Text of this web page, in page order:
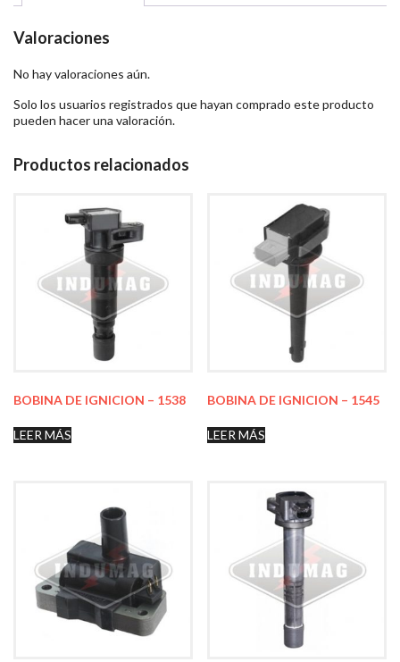
Valoraciones
No hay valoraciones aún.
Solo los usuarios registrados que hayan comprado este producto
pueden hacer una valoración.
Productos relacionados
BOBINA DE IGNICION – 1538
LEER MÁS
BOBINA DE IGNICION – 1545
LEER MÁS